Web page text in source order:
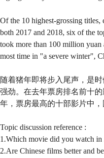
Of the 10 highest-grossing
both 2017 and 2018, six of the
took more than 100 million
most time in "a severe winter",
随着猪年即将步入尾声，是
强劲。在去年票房排名前十
年，票房最高的十部影片中
Topic discussion reference :
1.Which movie did you watch in
2.Are Chinese films better and